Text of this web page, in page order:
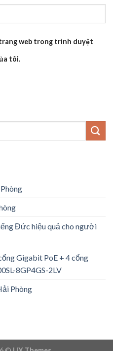
web trong trình duyệt
tôi.
Đức hiệu quả cho người
Gigabit PoE + 4 cổng
8GP4GS-2LV
Phòng